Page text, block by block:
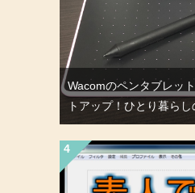
Wacomのペンタブレッ
トアップ！ひとり暮ら